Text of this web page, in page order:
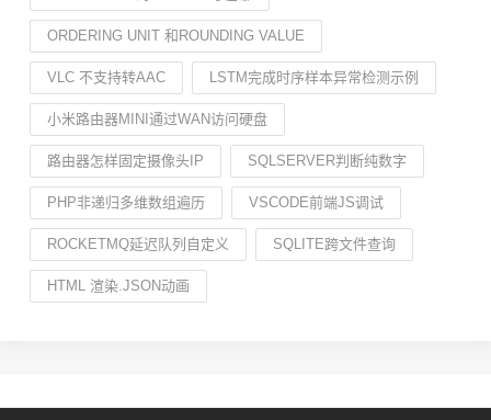
ORDERING UNIT 和ROUNDING VALUE
VLC 不支持转AAC LSTM完成时序样本异常检测示例
小米路由器MINI通过WAN访问硬盘
路由器怎样固定摄像头IP SQLSERVER判断纯数字
PHP非递归多维数组遍历 VSCODE前端JS调试
ROCKETMQ延迟队列自定义 SQLITE跨文件查询
HTML 渲染.JSON动画